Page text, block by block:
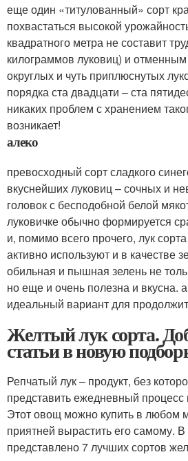
еще один «титулованный» сорт
похвастаться высокой
квадратного метра не составит
килограммов луковиц) и
округлых и чуть приплюснутых
порядка ста двадцати – ста
никаких проблем с хранением
возникает!
алеко
превосходный сорт сладкого
вкуснейших луковиц – сочных и
головок с бесподобной белой
луковичке обычно формируется
и, помимо всего прочего, лук
активно используют и в качестве
обильная и пышная зелень не
но еще и очень полезна и вкусна.
идеальный вариант для
Желтый лук сорта.
статьи в новую
Репчатый лук – продукт, без
представить ежедневный
Этот овощ можно купить в любом
приятней вырастить его самому.
представлено 7 лучших сортов